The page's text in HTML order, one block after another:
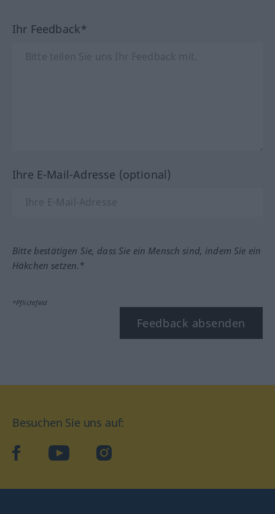
Ihr Feedback*
Ihre E-Mail-Adresse (optional)
Bitte bestätigen Sie, dass Sie ein Mensch sind, indem Sie ein
Häkchen setzen.*
*Pflichtfeld
Feedback absenden
Besuchen Sie uns auf:
facebookYouTube Instagram